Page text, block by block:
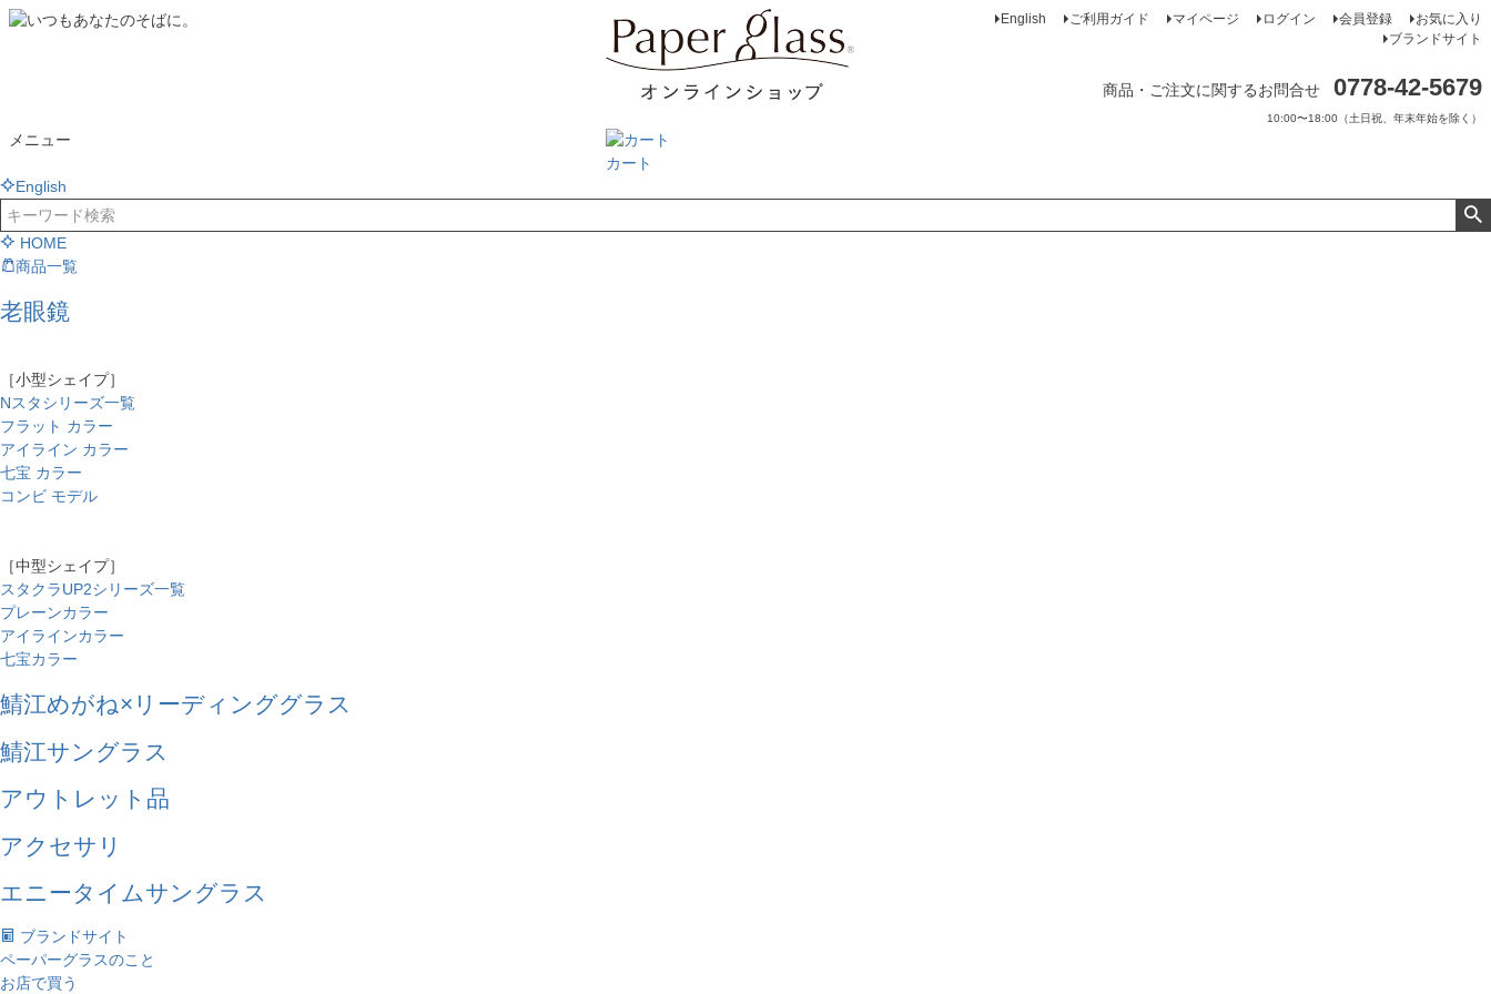
English ご利用ガイド マイページ ログイン 会員登録
お気に入り
ブランドサイト
商品・ご注文に関するお問合せ 0778-42-5679
10:00〜18:00（土日祝、年末年始を除く）
メニュー
カート
English
HOME
商品一覧
老眼鏡
［小型シェイプ］
Nスタシリーズ一覧
フラット カラー
アイライン カラー
七宝 カラー
コンビ モデル
［中型シェイプ］
スタクラUP2シリーズ一覧
プレーンカラー
アイラインカラー
七宝カラー
鯖江めがね×リーディンググラス
鯖江サングラス
アウトレット品
アクセサリ
エニータイムサングラス
ブランドサイト
ペーパーグラスのこと
お店で買う